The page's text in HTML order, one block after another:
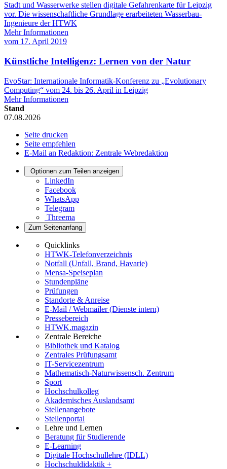
Stadt und Wasserwerke stellen digitale Gefahrenkarte für Leipzig
vor. Die wissenschaftliche Grundlage erarbeiteten Wasserbau-
Ingenieure der HTWK
Mehr Informationen
vom 17. April 2019
Künstliche Intelligenz: Lernen von der Natur
EvoStar: Internationale Informatik-Konferenz zu „Evolutionary
Computing“ vom 24. bis 26. April in Leipzig
Mehr Informationen
Stand
07.08.2026
Seite drucken
Seite empfehlen
E-Mail an Redaktion: Zentrale Webredaktion
Optionen zum Teilen anzeigen
LinkedIn
Facebook
WhatsApp
Telegram
Threema
Zum Seitenanfang
Quicklinks
HTWK-Telefonverzeichnis
Notfall (Unfall, Brand, Havarie)
Mensa-Speiseplan
Stundenpläne
Prüfungen
Standorte & Anreise
E-Mail / Webmailer (Dienste intern)
Pressebereich
HTWK.magazin
Zentrale Bereiche
Bibliothek und Katalog
Zentrales Prüfungsamt
IT-Servicezentrum
Mathematisch-Naturwissensch. Zentrum
Sport
Hochschulkolleg
Akademisches Auslandsamt
Stellenangebote
Stellenportal
Lehre und Lernen
Beratung für Studierende
E-Learning
Digitale Hochschullehre (IDLL)
Hochschuldidaktik +